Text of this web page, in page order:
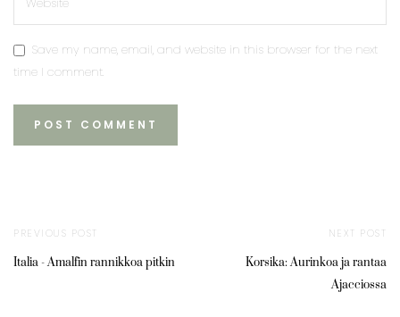
Save my name, email, and website in this browser for the next
time I comment.
PREVIOUS POST
Italia - Amalfin rannikkoa pitkin
NEXT POST
Korsika: Aurinkoa ja rantaa
Ajacciossa